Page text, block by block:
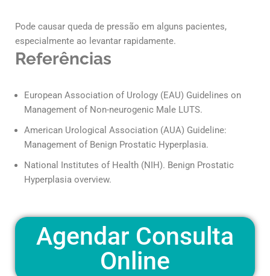
Pode causar queda de pressão em alguns pacientes,
especialmente ao levantar rapidamente.
Referências
European Association of Urology (EAU) Guidelines on
Management of Non-neurogenic Male LUTS.
American Urological Association (AUA) Guideline:
Management of Benign Prostatic Hyperplasia.
National Institutes of Health (NIH). Benign Prostatic
Hyperplasia overview.
Agendar Consulta
Online